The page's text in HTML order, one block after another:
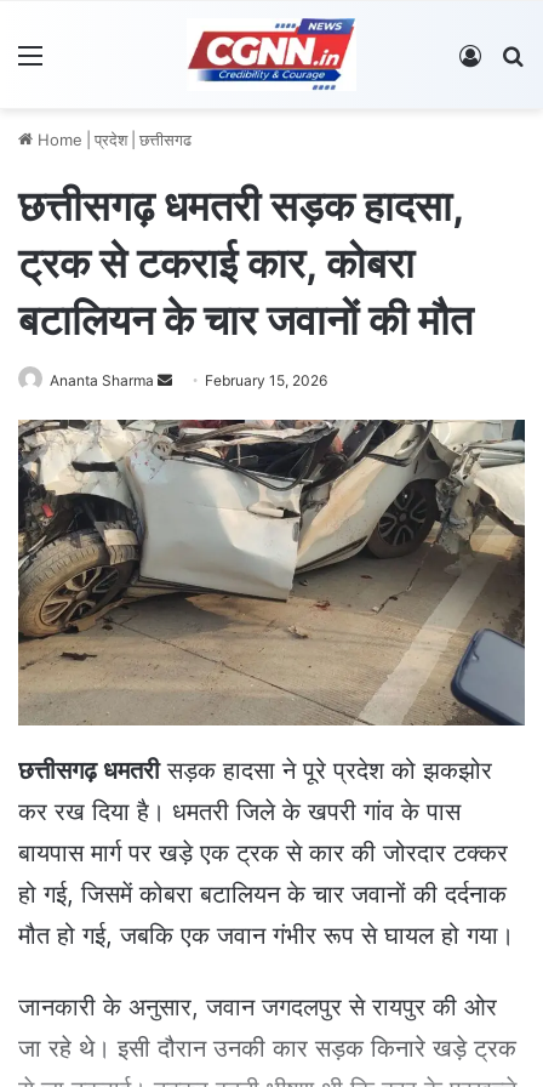
Log In
Home प्रदेश छत्तीसगढ
छत्तीसगढ़ धमतरी सड़क हादसा,
ट्रक से टकराई कार, कोबरा
बटालियन के चार जवानों की मौत
Ananta Sharma
n
m
a
i
February 15, 2026
छत्तीसगढ़ धमतरीसड़क हादसा ने पूरे प्रदेश को झकझोर
कर रख दिया है। धमतरी जिले के खपरी गांव के पास
बायपास मार्ग पर खड़े एक ट्रक से कार की जोरदार टक्कर
हो गई, जिसमें कोबरा बटालियन के चार जवानों की दर्दनाक
मौत हो गई, जबकि एक जवान गंभीर रूप से घायल हो गया।
जानकारी के अनुसार, जवान जगदलपुर से रायपुर की ओर
जा रहे थे। इसी दौरान उनकी कार सड़क किनारे खड़े ट्रक